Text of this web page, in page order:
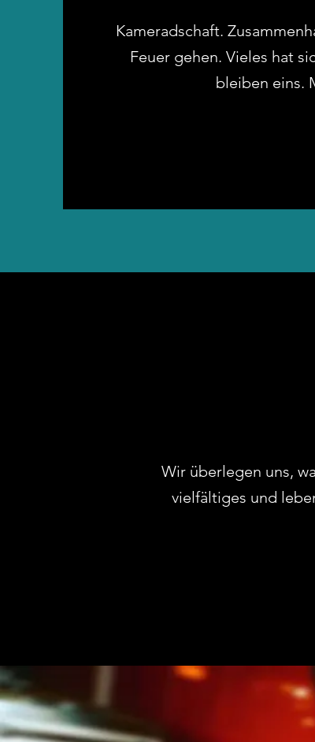
Kameradschaft.
Feuer gehen. Vieles hat
bleiben eins.
Wir überlegen uns,
vielfältiges und